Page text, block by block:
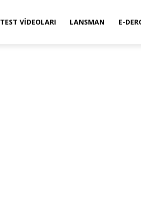
TEST VIDEOLARI LANSMAN E-